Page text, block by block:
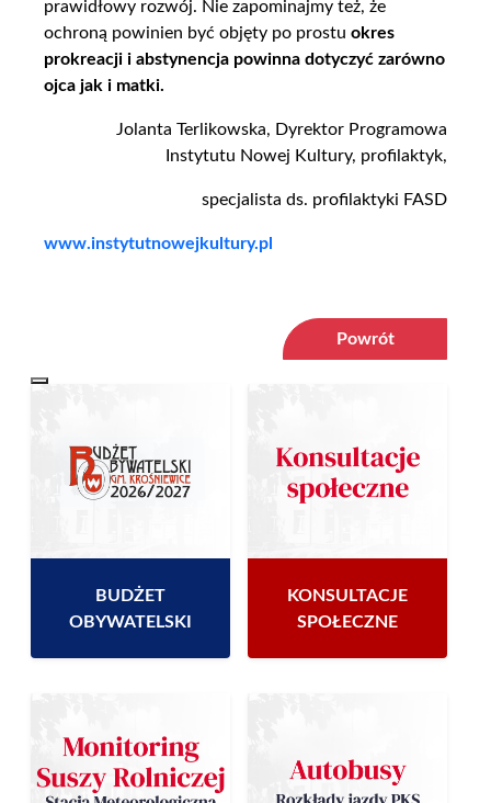
prawidłowy rozwój. Nie zapominajmy też, że
ochroną powinien być objęty po prostu okres
prokreacji i abstynencja powinna dotyczyć zarówno
ojca jak i matki.
Jolanta Terlikowska, Dyrektor Programowa
Instytutu Nowej Kultury, profilaktyk,
specjalista ds. profilaktyki FASD
www.instytutnowejkultury.pl
Powrót
BUDŻET
OBYWATELSKI
KONSULTACJE
SPOŁECZNE